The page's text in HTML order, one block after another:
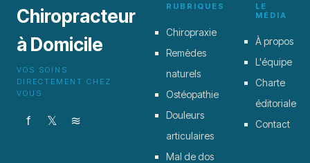
Chiropracteur
à Domicile
VOS SOINS
DIRECTEMENT CHEZ
VOUS
f 𝕏 ≋
RUBRIQUES
Chiropraxie
Remèdes
naturels
Ostéopathie
Douleurs
articulaires
Mal de dos
LE
MÉDIA
À propos
L'équipe
Charte
éditoriale
Contact